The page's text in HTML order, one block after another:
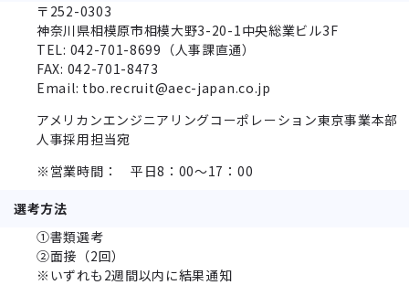
〒252-0303
神奈川県相模原市相模⼤野3-20-1中央総業ビル3F
TEL: 042-701-8699（人事課直通）
FAX: 042-701-8473
Email: tbo.recruit@aec-japan.co.jp
アメリカンエンジニアリングコーポレーション東京事業本部
人事採用担当宛
※営業時間： 平日8：00～17：00
選考方法
①書類選考
②面接（2回）
※いずれも2週間以内に結果通知